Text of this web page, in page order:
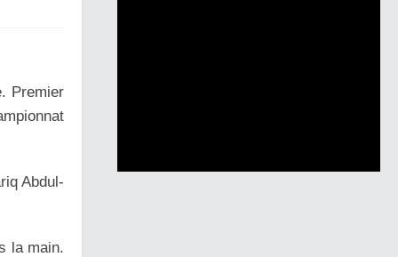
Premier
Abdul-
la main.